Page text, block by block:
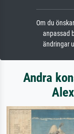
Om du
anpassad
ändringar
Andra